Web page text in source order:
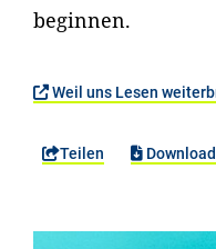
beginnen.
Weil uns Lesen
Teilen